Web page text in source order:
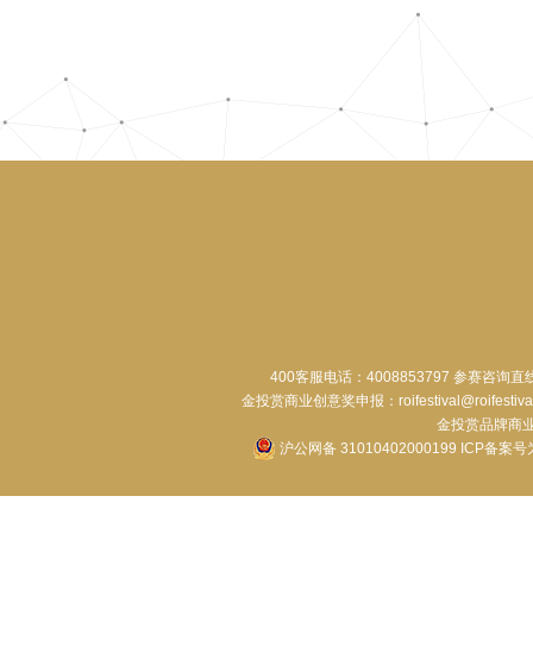
400客服电话：4008853797 参赛咨询
金投赏商业创意奖申报：
金投赏品牌商
沪公网备 31010402000199 ICP备案号